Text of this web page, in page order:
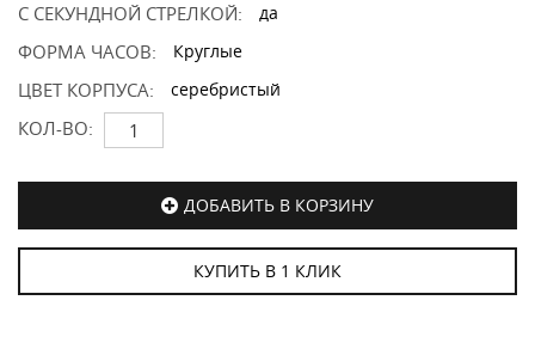
С СЕКУНДНОЙ СТРЕЛКОЙ: да
ФОРМА ЧАСОВ: Круглые
ЦВЕТ КОРПУСА: серебристый
КОЛ-ВО:
ДОБАВИТЬ В КОРЗИНУ
КУПИТЬ В 1 КЛИК